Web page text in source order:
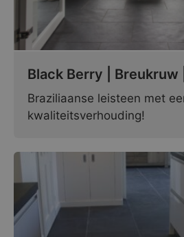
Black Berry | Breukruw
Braziliaanse leisteen met
kwaliteitsverhouding!